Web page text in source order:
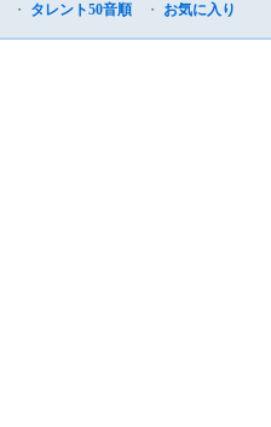
・ タレント50音順 ・ お気に入り